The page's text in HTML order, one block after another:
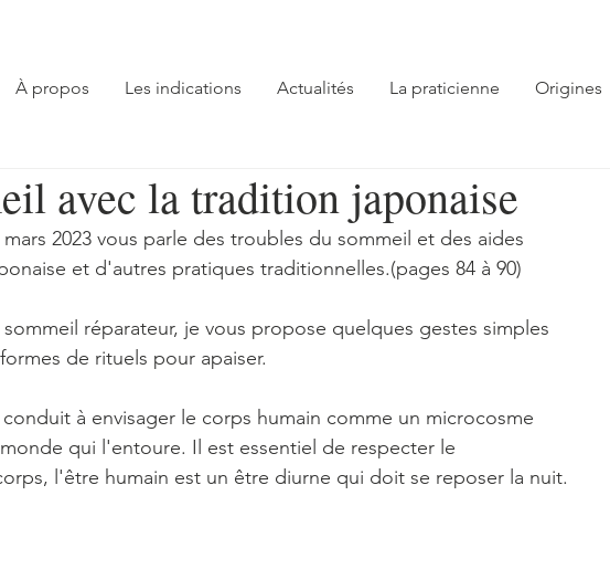
À propos Les indications Actualités La praticienne Origines
avec la tradition japonaise
2023 vous parle des troubles du sommeil et des aides
et d'autres pratiques traditionnelles.(pages 84 à 90)
réparateur, je vous propose quelques gestes simples
de rituels pour apaiser.
à envisager le corps humain comme un microcosme
qui l'entoure. Il est essentiel de respecter le
l'être humain est un être diurne qui doit se reposer la nuit.